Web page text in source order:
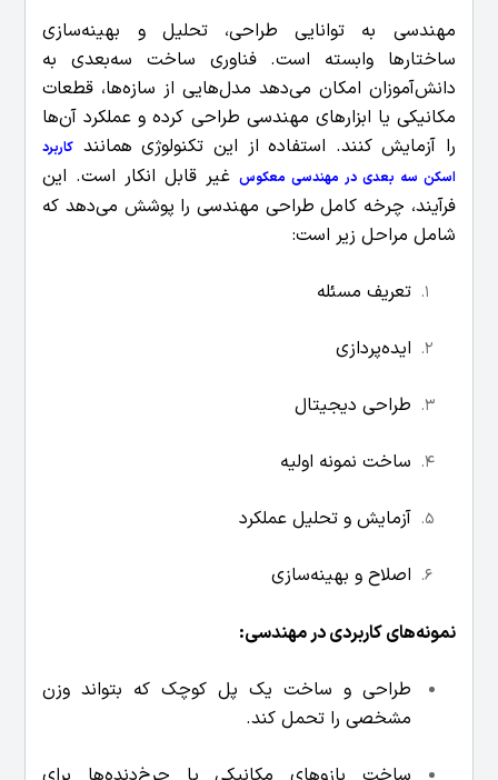
مهندسی به توانایی طراحی، تحلیل و بهینه‌سازی
ساختارها وابسته است. فناوری ساخت سه‌بعدی به
دانش‌آموزان امکان می‌دهد مدل‌هایی از سازه‌ها، قطعات
مکانیکی یا ابزارهای مهندسی طراحی کرده و عملکرد آن‌ها
را آزمایش کنند. استفاده از این تکنولوژی همانند کاربرد
اسکن سه بعدی در مهندسی معکوس غیر قابل انکار است. این
فرآیند، چرخه کامل طراحی مهندسی را پوشش می‌دهد که
شامل مراحل زیر است:
تعریف مسئله
ایده‌پردازی
طراحی دیجیتال
ساخت نمونه اولیه
آزمایش و تحلیل عملکرد
اصلاح و بهینه‌سازی
نمونه‌های کاربردی در مهندسی:
طراحی و ساخت یک پل کوچک که بتواند وزن
مشخصی را تحمل کند.